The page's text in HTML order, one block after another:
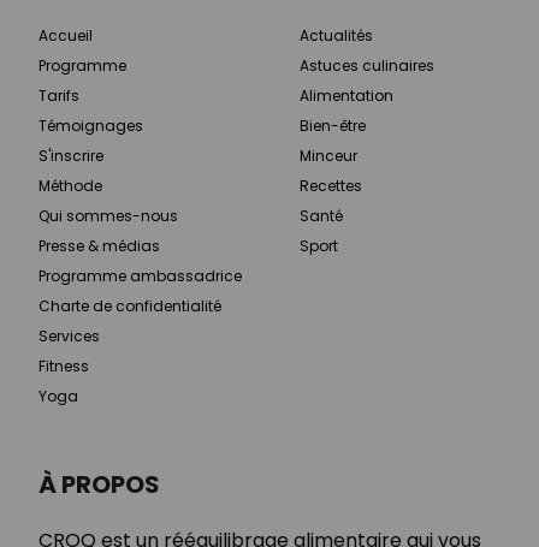
À PROPOS
CROQ est un rééquilibrage alimentaire qui vous
Accueil
Programme
Tarifs
Témoignages
S'inscrire
Méthode
Qui sommes-nous
Presse & médias
Programme ambassadrice
Charte de confidentialité
Services
Fitness
Yoga
Actualités
Astuces culinaires
Alimentation
Bien-être
Minceur
Recettes
Santé
Sport